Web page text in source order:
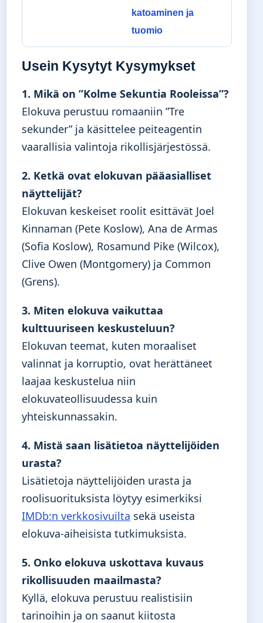
katoaminen ja
tuomio
Usein Kysytyt Kysymykset
1. Mikä on ”Kolme Sekuntia Rooleissa”?
Elokuva perustuu romaaniin ”Tre
sekunder” ja käsittelee peiteagentin
vaarallisia valintoja rikollisjärjestössä.
2. Ketkä ovat elokuvan pääasialliset
näyttelijät?
Elokuvan keskeiset roolit esittävät Joel
Kinnaman (Pete Koslow), Ana de Armas
(Sofia Koslow), Rosamund Pike (Wilcox),
Clive Owen (Montgomery) ja Common
(Grens).
3. Miten elokuva vaikuttaa
kulttuuriseen keskusteluun?
Elokuvan teemat, kuten moraaliset
valinnat ja korruptio, ovat herättäneet
laajaa keskustelua niin
elokuvateollisuudessa kuin
yhteiskunnassakin.
4. Mistä saan lisätietoa näyttelijöiden
urasta?
Lisätietoja näyttelijöiden urasta ja
roolisuorituksista löytyy esimerkiksi
IMDb:n verkkosivuilta sekä useista
elokuva-aiheisista tutkimuksista.
5. Onko elokuva uskottava kuvaus
rikollisuuden maailmasta?
Kyllä, elokuva perustuu realistisiin
tarinoihin ja on saanut kiitosta